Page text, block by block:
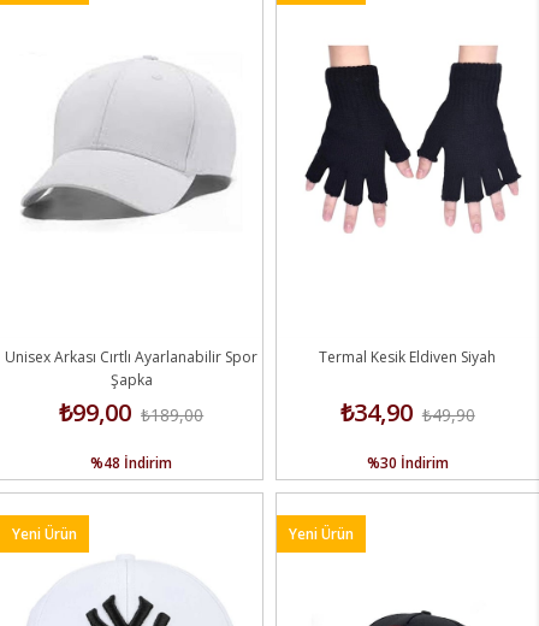
Unisex Arkası Cırtlı Ayarlanabilir Spor
Şapka
₺99,00 ₺189,00
%48 İndirim
Termal Kesik Eldiven Siyah
₺34,90 ₺49,90
%30 İndirim
Yeni Ürün Yeni Ürün